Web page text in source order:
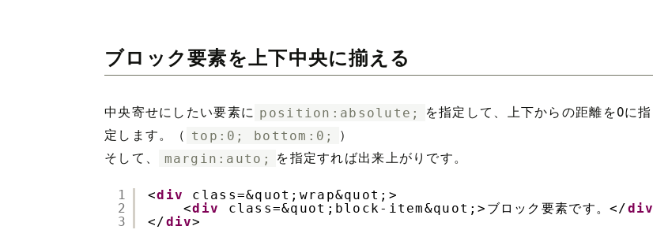
ブロック要素を上下中央に揃える
中央寄せにしたい要素に position:absolute;
を指定して、上下からの距離を0に指
定します。（
top:0; bottom:0;
）
そして、
margin:auto; を指定すれば出来上がりです。
1
2
3
<div
class=&quot;wrap&quot;>
<div class=&quot;block-item&quot;>ブロック要素です。</div
</div>